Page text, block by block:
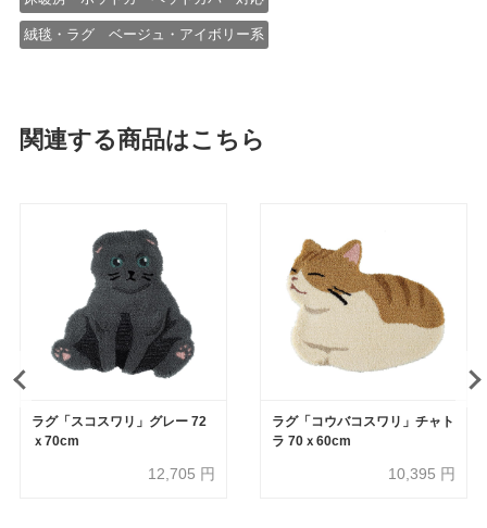
絨毯・ラグ ベージュ・アイボリー系
関連する商品はこちら
ラグ「スコスワリ」グレー 72
ｘ70cm
12,705 円
ラグ「コウバコスワリ」チャト
ラ 70ｘ60cm
10,395 円